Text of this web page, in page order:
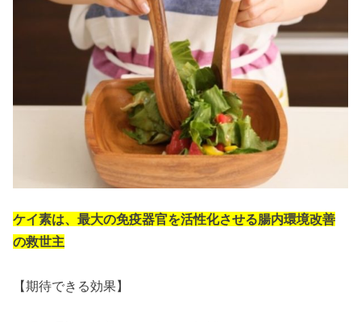
ケイ素は、最大の免疫器官を活性化させる腸内環境改善
の救世主
【期待できる効果】